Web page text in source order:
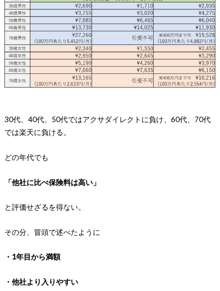
30代、40代、50代ではアクサダイレクトに負け、60代、70代
では楽天に負ける。
どの年代でも
「他社に比べ保険料は高い」
と評価せざるを得ない。
その分、冒頭で述べたように
・1年目から満額
・他社より入りやすい